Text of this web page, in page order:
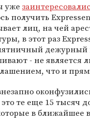
уже
получить
лиц, на чей
в этот раз
дежурный
- не является
что и
те еще 15 тысяч
в ближайшее